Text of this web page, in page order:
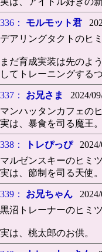
336： モルモット君
デアリングタクトのヒ
まだ育成実装は先のよ
してトレーニングする
337： お兄さま 2024/
マンハッタンカフェの
実は、暴食を司る魔王。
338： トレぴっぴ2024/
マルゼンスキーのヒミツ
実は、節制を司る天使。
339： お兄ちゃん 2024/
黒沼トレーナーのヒミツ
実は、桃太郎のお供。